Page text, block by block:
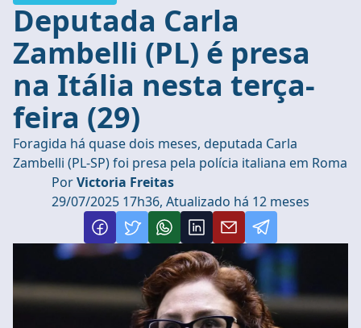
Deputada Carla
Zambelli (PL) é presa
na Itália nesta terça-
feira (29)
Foragida há quase dois meses, deputada Carla
Zambelli (PL-SP) foi presa pela polícia italiana em Roma
PorVictoria Freitas
29/07/2025 17h36, Atualizado há 12 meses